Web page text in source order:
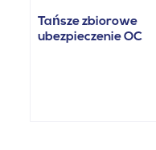
Tańsze zbiorowe
ubezpieczenie OC